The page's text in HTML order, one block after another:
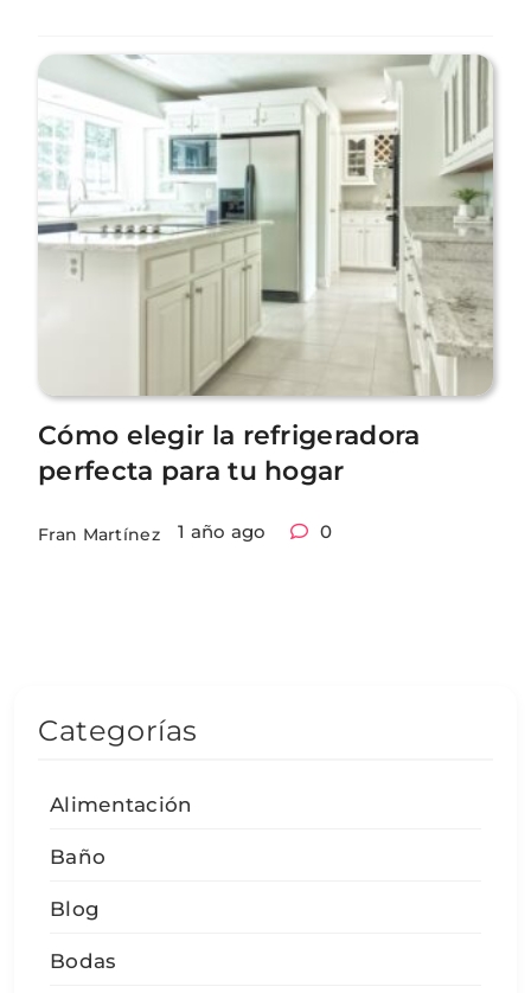
Cómo elegir la refrigeradora
perfecta para tu hogar
Fran Martínez 1 año ago 0
Categorías
Alimentación
Baño
Blog
Bodas